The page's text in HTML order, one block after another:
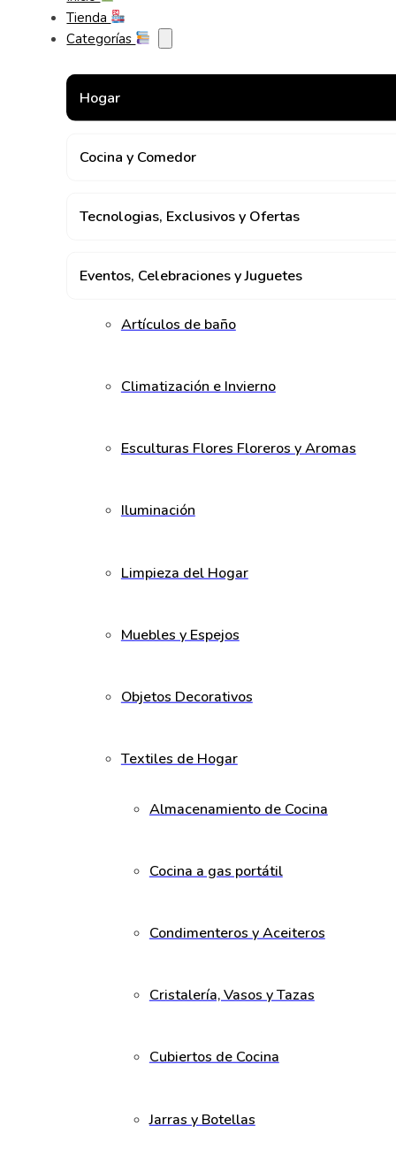
Tienda
Categorías
Hogar
Cocina y Comedor
Tecnologias, Exclusivos y Ofertas
Eventos, Celebraciones y Juguetes
Artículos de baño
Climatización e Invierno
Esculturas Flores Floreros y Aromas
Iluminación
Limpieza del Hogar
Muebles y Espejos
Objetos Decorativos
Textiles de Hogar
Almacenamiento de Cocina
Cocina a gas portátil
Condimenteros y Aceiteros
Cristalería, Vasos y Tazas
Cubiertos de Cocina
Jarras y Botellas